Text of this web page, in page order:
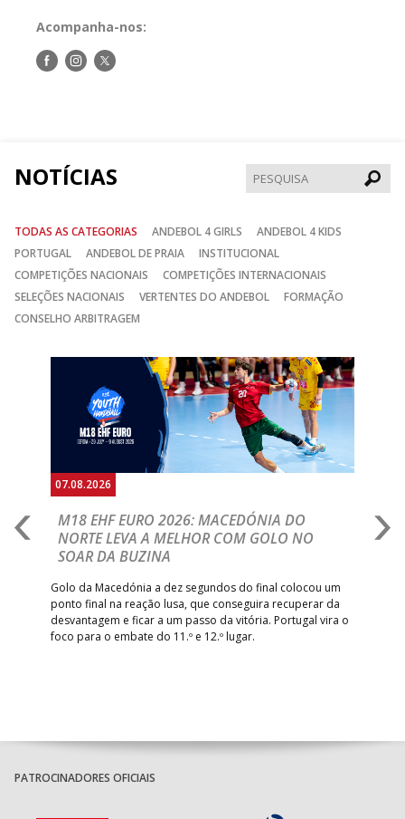
Acompanha-nos:
Siga-Siga-Siga-
NOTÍCIAS
TODAS AS CATEGORIAS ANDEBOL 4 GIRLS
ANDEBOL 4 KIDS
PORTUGAL
ANDEBOL DE PRAIA
INSTITUCIONAL
COMPETIÇÕES NACIONAIS
COMPETIÇÕES INTERNACIONAIS
SELEÇÕES NACIONAIS
VERTENTES DO ANDEBOL
FORMAÇÃO
CONSELHO ARBITRAGEM
07.08.2026
M18 EHF EURO 2026: MACEDÓNIA DO
NORTE LEVA A MELHOR COM GOLO NO
SOAR DA BUZINA
Golo da Macedónia a dez segundos do final colocou um
ponto final na reação lusa, que conseguira recuperar da
desvantagem e ficar a um passo da vitória. Portugal vira o
foco para o embate do 11.º e 12.º lugar.
PATROCINADORES OFICIAIS